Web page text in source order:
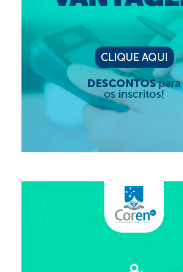
Responsabilidade Técnica
Legislações
Decisões
Portarias
Resoluções
Censura Pública
Suspensão do Exercício
Procedimento para registro